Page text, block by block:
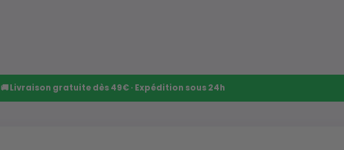
🚚 Livraison gratuite dès 49€ · Expédition sous 24h